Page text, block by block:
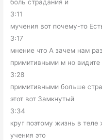
боль страдания и
3:11
мучения вот почему-то
3:17
мнение что А зачем нам
примитивными м но видите
3:28
примитивными больше
этот вот Замкнутый
3:34
круг поэтому жизнь в теле
учения это